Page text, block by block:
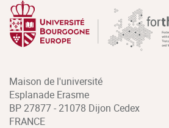
Maison de l'université
Esplanade Erasme
BP 27877 - 21078 Dijon Cedex
FRANCE